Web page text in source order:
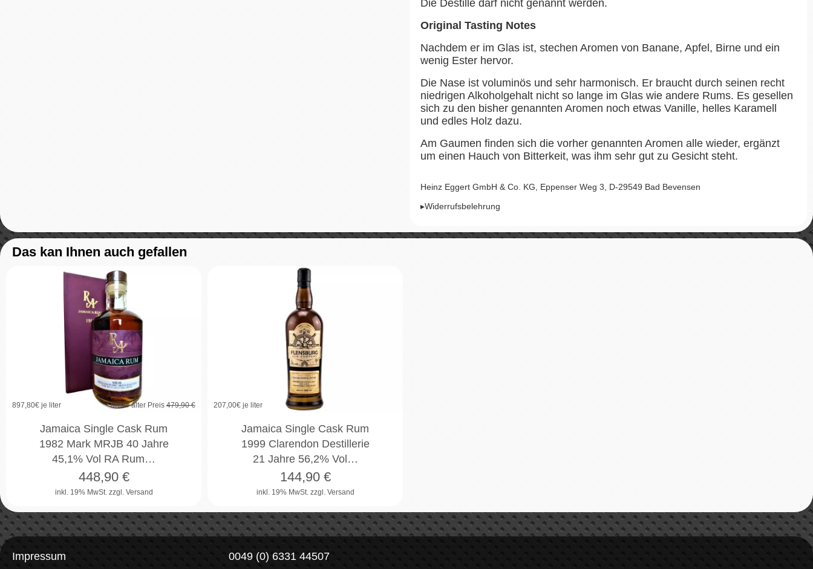
Die Destille darf nicht genannt werden.
Original Tasting Notes
Nachdem er im Glas ist, stechen Aromen von Banane, Apfel, Birne und ein
wenig Ester hervor.
Die Nase ist voluminös und sehr harmonisch. Er braucht durch seinen recht
niedrigen Alkoholgehalt nicht so lange im Glas wie andere Rums. Es gesellen
sich zu den bisher genannten Aromen noch etwas Vanille, helles Karamell
und edles Holz dazu.
Am Gaumen finden sich die vorher genannten Aromen alle wieder, ergänzt
um einen Hauch von Bitterkeit, was ihm sehr gut zu Gesicht steht.
Heinz Eggert GmbH & Co. KG, Eppenser Weg 3, D-29549 Bad Bevensen
▸Widerrufsbelehrung
Das kan Ihnen auch gefallen
897,80€ je liter unser alter Preis 479,90 €
Jamaica Single Cask Rum
1982 Mark MRJB 40 Jahre
45,1% Vol RA Rum…
inkl. 19% MwSt. zzgl. Versand
448,90€
207,00€ je liter
Jamaica Single Cask Rum
1999 Clarendon Destillerie
21 Jahre 56,2% Vol…
inkl. 19% MwSt. zzgl. Versand
144,90€
Impressum
0049 (0) 6331 44507